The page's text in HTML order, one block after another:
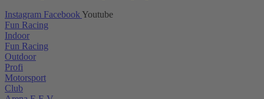
Instagram Facebook Youtube
Fun Racing
Indoor
Fun Racing
Outdoor
Profi
Motorsport
Club